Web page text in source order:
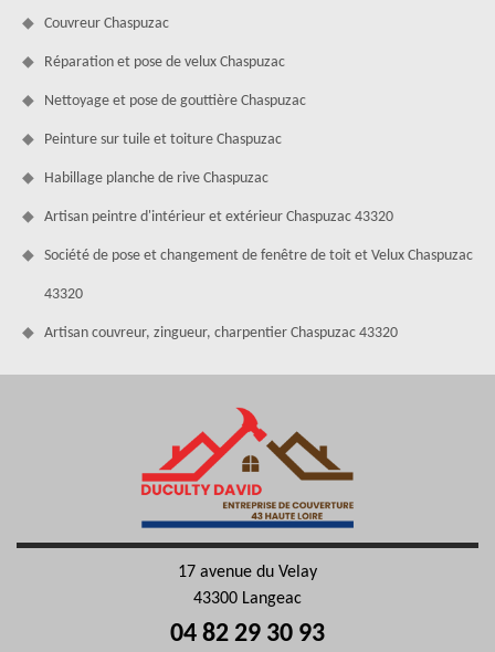
Couvreur Chaspuzac
Réparation et pose de velux Chaspuzac
Nettoyage et pose de gouttière Chaspuzac
Peinture sur tuile et toiture Chaspuzac
Habillage planche de rive Chaspuzac
Artisan peintre d'intérieur et extérieur Chaspuzac 43320
Société de pose et changement de fenêtre de toit et Velux Chaspuzac
43320
Artisan couvreur, zingueur, charpentier Chaspuzac 43320
17 avenue du Velay
43300 Langeac
04 82 29 30 93